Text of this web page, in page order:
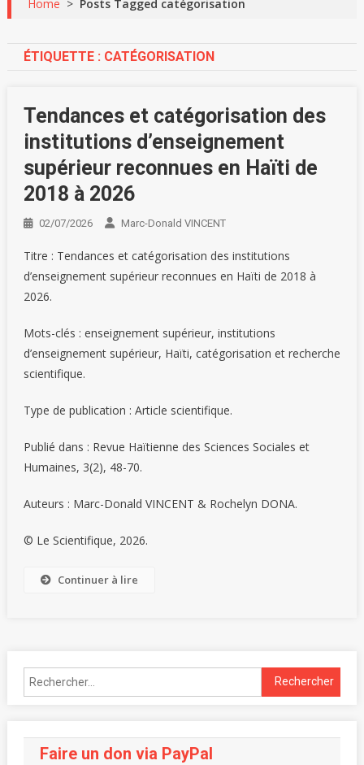
Home > Posts Tagged catégorisation
ÉTIQUETTE : CATÉGORISATION
Tendances et catégorisation des
institutions d’enseignement
supérieur reconnues en Haïti de
2018 à 2026
02/07/2026 Marc-Donald VINCENT
Titre : Tendances et catégorisation des institutions
d’enseignement supérieur reconnues en Haïti de 2018 à
2026.
Mots-clés : enseignement supérieur, institutions
d’enseignement supérieur, Haïti, catégorisation et recherche
scientifique.
Type de publication : Article scientifique.
Publié dans : Revue Haïtienne des Sciences Sociales et
Humaines, 3(2), 48-70.
Auteurs : Marc-Donald VINCENT & Rochelyn DONA.
© Le Scientifique, 2026.
Continuer à lire
Faire un don via PayPal